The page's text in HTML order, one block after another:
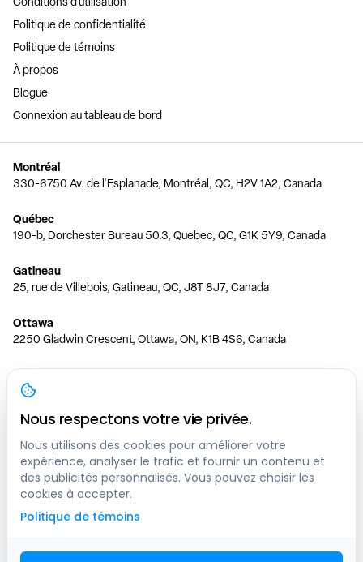
Politique de confidentialité
Politique de témoins
À propos
Blogue
Connexion au tableau de bord
Montréal
330-6750 Av. de l'Esplanade, Montréal, QC, H2V 1A2, Canada
Québec
190-b, Dorchester Bureau 50.3, Quebec, QC, G1K 5Y9, Canada
Gatineau
25, rue de Villebois, Gatineau, QC, J8T 8J7, Canada
Ottawa
2250 Gladwin Crescent, Ottawa, ON, K1B 4S6, Canada
Toronto
150 Ferrand Dr, 6th Floor, Toronto, ON, M3C 3E5, Canada
Vancouver
1200 W 73rd Ave #1415, Vancouver, BC, V6P 6G5, Canada
Calgary
444 5 Ave SW #400 Calgary, AB, T2P 2T8, Canada
Nous respectons votre vie privée.
Nous utilisons des cookies pour améliorer votre
expérience, analyser le trafic et fournir un contenu et
des publicités personnalisés. Vous pouvez choisir les
cookies à accepter.
Politique de témoins